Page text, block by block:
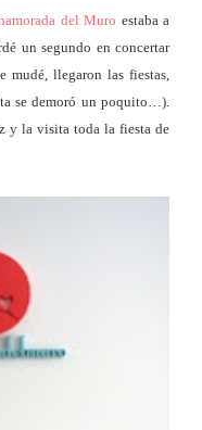
del Muro estaba a
un segundo en concertar
mudé, llegaron las fiestas,
se demoró un poquito…).
y la visita toda la fiesta de